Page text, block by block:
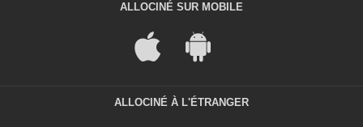
ALLOCINÉ SUR MOBILE
ALLOCINÉ À L'ÉTRANGER